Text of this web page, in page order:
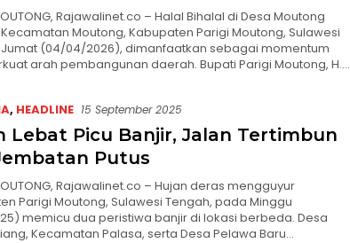
Rajawalinet.co – Halal Bihalal di Desa Moutong
Moutong, Kabupaten Parigi Moutong, Sulawesi
Jumat (04/04/2026), dimanfaatkan sebagai momentum
arah pembangunan daerah. Bupati Parigi Moutong, H….
, HEADLINE 15 September 2025
Lebat Picu Banjir, Jalan Tertimbun
Putus
Rajawalinet.co – Hujan deras mengguyur
Parigi Moutong, Sulawesi Tengah, pada Minggu
memicu dua peristiwa banjir di lokasi berbeda. Desa
Kecamatan Palasa, serta Desa Pelawa Baru…